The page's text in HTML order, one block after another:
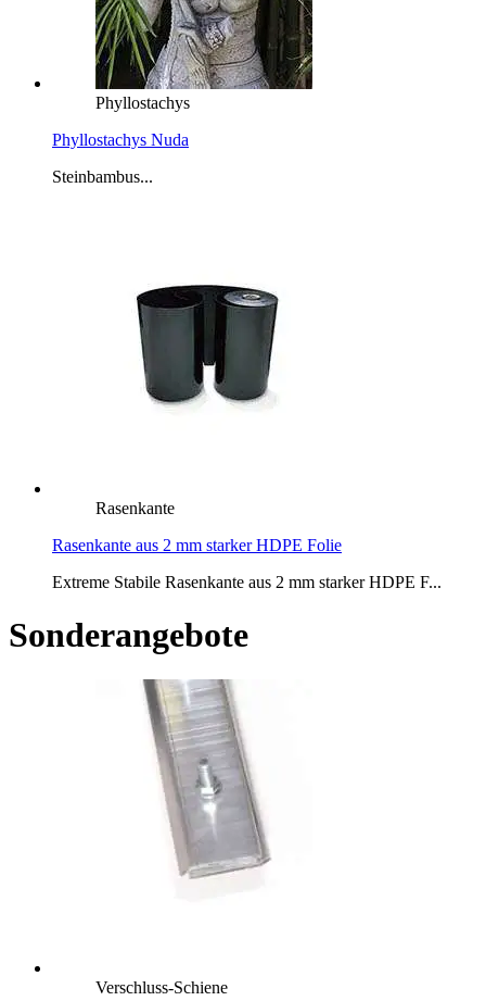
Phyllostachys
Phyllostachys Nuda
Steinbambus...
Rasenkante
Rasenkante aus 2 mm starker HDPE Folie
Extreme Stabile Rasenkante aus 2 mm starker HDPE F...
Sonderangebote
Verschluss-Schiene